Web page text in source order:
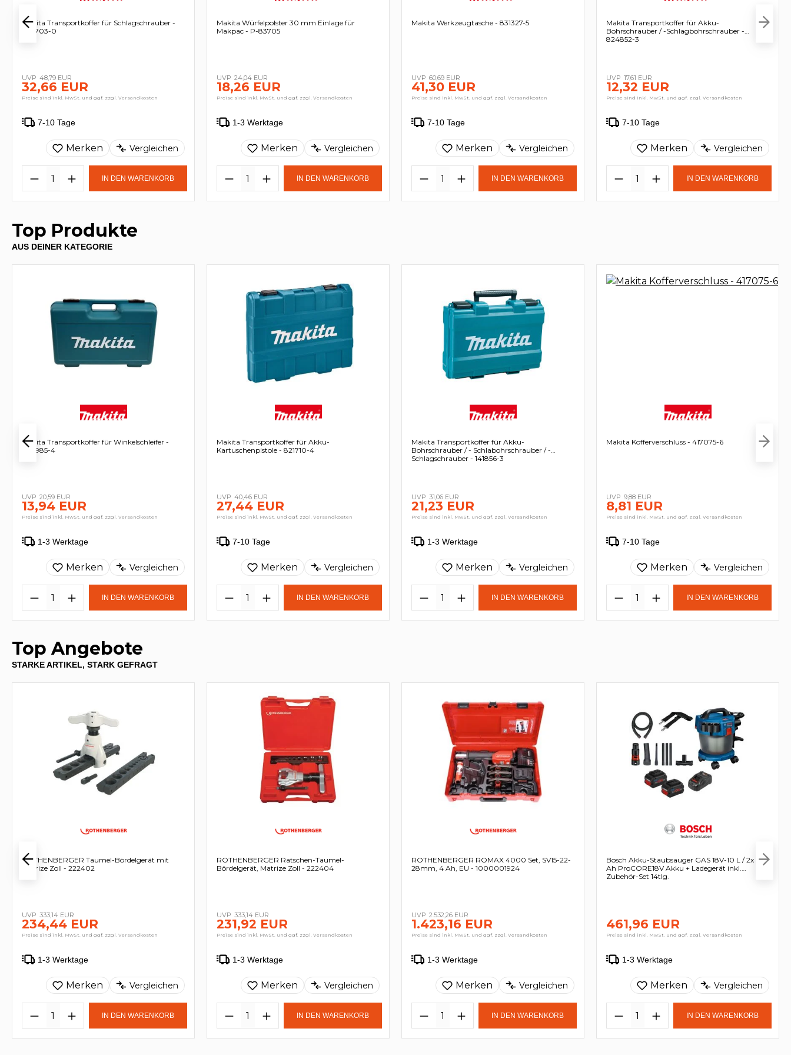
Makita Transportkoffer für Schlagschrauber -
824703-0
48,79 EUR
32,66 EUR
Preise sind inkl. MwSt. und ggf. zzgl. Versandkosten
7-10 Tage
Merken Vergleichen
IN DEN WARENKORB
Makita Würfelpolster 30 mm Einlage für
Makpac - P-83705
24,04 EUR
18,26 EUR
Preise sind inkl. MwSt. und ggf. zzgl. Versandkosten
1-3 Werktage
Merken Vergleichen
IN DEN WARENKORB
Makita Werkzeugtasche - 831327-5
60,69 EUR
41,30 EUR
Preise sind inkl. MwSt. und ggf. zzgl. Versandkosten
7-10 Tage
Merken Vergleichen
IN DEN WARENKORB
Makita Transportkoffer für Akku-
Bohrschrauber / -Schlagbohrschrauber -
824852-3
17,61 EUR
12,32 EUR
Preise sind inkl. MwSt. und ggf. zzgl. Versandkosten
7-10 Tage
Merken Vergleichen
IN DEN WARENKORB
Top Produkte
AUS DEINER KATEGORIE
Makita Transportkoffer für Winkelschleifer -
824985-4
20,59 EUR
13,94 EUR
Preise sind inkl. MwSt. und ggf. zzgl. Versandkosten
1-3 Werktage
Merken Vergleichen
IN DEN WARENKORB
Makita Transportkoffer für Akku-
Kartuschenpistole - 821710-4
40,46 EUR
27,44 EUR
Preise sind inkl. MwSt. und ggf. zzgl. Versandkosten
7-10 Tage
Merken Vergleichen
IN DEN WARENKORB
Makita Transportkoffer für Akku-
Bohrschrauber / - Schlabohrschrauber / -
Schlagschrauber - 141856-3
31,06 EUR
21,23 EUR
Preise sind inkl. MwSt. und ggf. zzgl. Versandkosten
1-3 Werktage
Merken Vergleichen
IN DEN WARENKORB
Makita Kofferverschluss - 417075-6
9,88 EUR
8,81 EUR
Preise sind inkl. MwSt. und ggf. zzgl. Versandkosten
7-10 Tage
Merken Vergleichen
IN DEN WARENKORB
Top Angebote
STARKE ARTIKEL, STARK GEFRAGT
ROTHENBERGER Taumel-Bördelgerät mit
Matrize Zoll - 222402
333,14 EUR
234,44 EUR
Preise sind inkl. MwSt. und ggf. zzgl. Versandkosten
1-3 Werktage
Merken Vergleichen
IN DEN WARENKORB
ROTHENBERGER Ratschen-Taumel-
Bördelgerät, Matrize Zoll - 222404
333,14 EUR
231,92 EUR
Preise sind inkl. MwSt. und ggf. zzgl. Versandkosten
1-3 Werktage
Merken Vergleichen
IN DEN WARENKORB
ROTHENBERGER ROMAX 4000 Set, SV15-22-
28mm, 4 Ah, EU - 1000001924
2.532,26 EUR
1.423,16 EUR
Preise sind inkl. MwSt. und ggf. zzgl. Versandkosten
1-3 Werktage
Merken Vergleichen
IN DEN WARENKORB
Bosch Akku-Staubsauger GAS 18V-10 L / 2x 5,5
Ah ProCORE18V Akku + Ladegerät inkl.
Zubehör-Set 14tlg.
461,96 EUR
Preise sind inkl. MwSt. und ggf. zzgl. Versandkosten
1-3 Werktage
Merken Vergleichen
IN DEN WARENKORB